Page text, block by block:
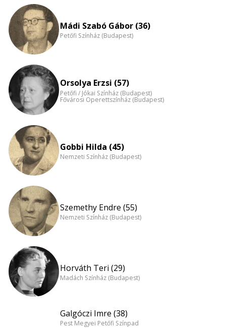
nagyítása
Mádi Szabó Gábor (36)
Petőfi Színház (Budapest)
Orsolya Erzsi (57)
Petőfi / Jókai Színház (Budapest)
Fővárosi Operettszínház (Budapest)
Gobbi Hilda (45)
Nemzeti Színház (Budapest)
Szemethy Endre (55)
Nemzeti Színház (Budapest)
Horváth Teri (29)
Madách Színház (Budapest)
Galgóczi Imre (38)
Pest Megyei Petőfi Színpad